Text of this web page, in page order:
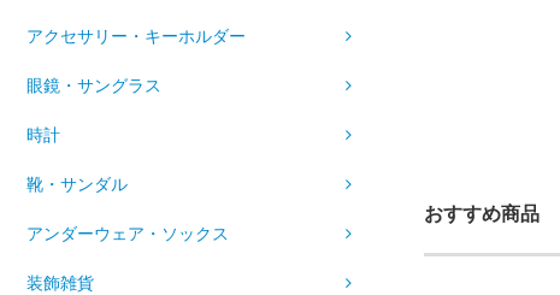
アクセサリー・キーホルダー
眼鏡・サングラス
時計
靴・サンダル
アンダーウェア・ソックス
装飾雑貨
おすすめ商品